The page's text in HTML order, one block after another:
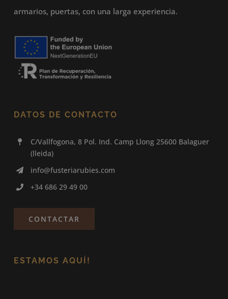
armarios, puertas, con una larga experiencia.
DATOS DE CONTACTO
C/Vallfogona, 8 Pol. Ind. Camp Llong 25600 Balaguer
(lleida)
info@fusteriarubies.com
+34 686 29 49 00
CONTACTAR
ESTAMOS AQUÍ!